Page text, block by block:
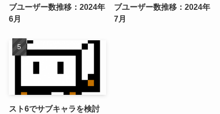
ブユーザー数推移：2024年
6月
ブユーザー数推移：2024年
7月
スト6でサブキャラを検討